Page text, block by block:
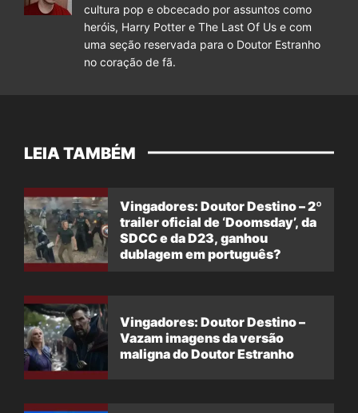
cultura pop e obcecado por assuntos como
heróis, Harry Potter e The Last Of Us e com
uma seção reservada para o Doutor Estranho
no coração de fã.
LEIA TAMBÉM
Vingadores: Doutor Destino – 2º
trailer oficial de ‘Doomsday’, da
SDCC e da D23, ganhou
dublagem em português?
Vingadores: Doutor Destino –
Vazam imagens da versão
maligna do Doutor Estranho